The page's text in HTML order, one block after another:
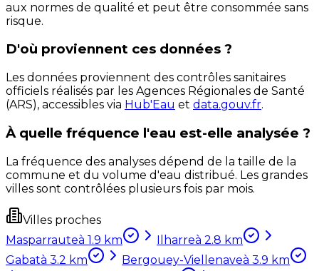
aux normes de qualité et peut être consommée sans
risque.
D'où proviennent ces données ?
Les données proviennent des contrôles sanitaires
officiels réalisés par les Agences Régionales de Santé
(ARS), accessibles via Hub'Eau et data.gouv.fr.
À quelle fréquence l'eau est-elle analysée ?
La fréquence des analyses dépend de la taille de la
commune et du volume d'eau distribué. Les grandes
villes sont contrôlées plusieurs fois par mois.
Villes proches
Masparrauteà 1.9 km Ilharreà 2.8 km
Gabatà 3.2 km Bergouey-Viellenaveà 3.9 km